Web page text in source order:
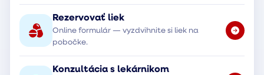
Rezervovať liek
Online formulár — vyzdvihnite si liek na
pobočke.
Konzultácia s lekárnikom